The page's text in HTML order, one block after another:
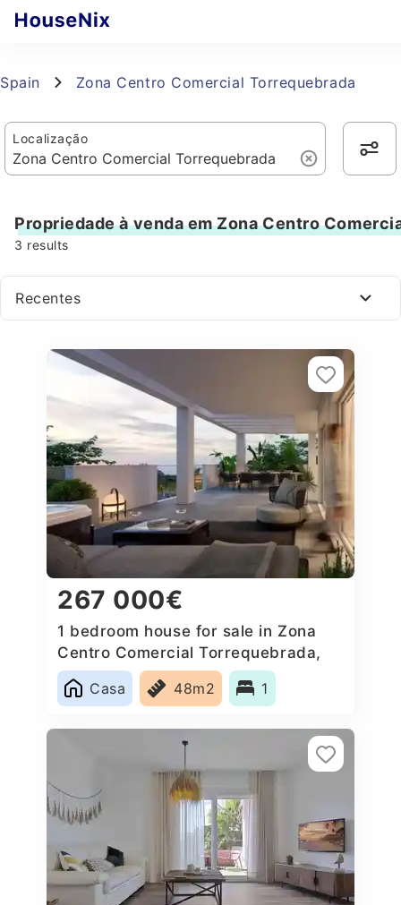
Spain Zona Centro Comercial Torrequebrada
Localização
Propriedade à venda em Zona Centro
3 results
Recentes
267 000€
1 bedroom house for sale in Zona
Centro Comercial Torrequebrada,
Spain
Casa
48m2 1